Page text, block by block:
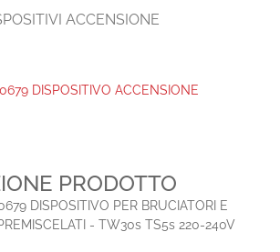
ACCENSIONE
DISPOSITIVO ACCENSIONE
PRODOTTO
DISPOSITIVO PER BRUCIATORI E
- TW30s TS5s 220-240V